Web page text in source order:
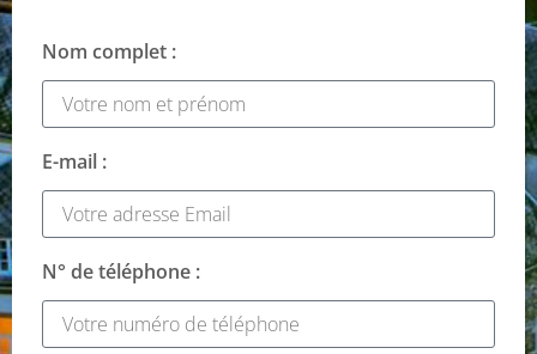
Nom complet :
E-mail :
N° de téléphone :